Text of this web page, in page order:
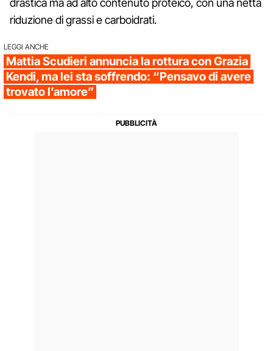
drastica ma ad alto contenuto proteico, con una netta
riduzione di grassi e carboidrati.
LEGGI ANCHE
Mattia Scudieri annuncia la rottura con Grazia
Kendi, ma lei sta soffrendo: “Pensavo di avere
trovato l’amore”